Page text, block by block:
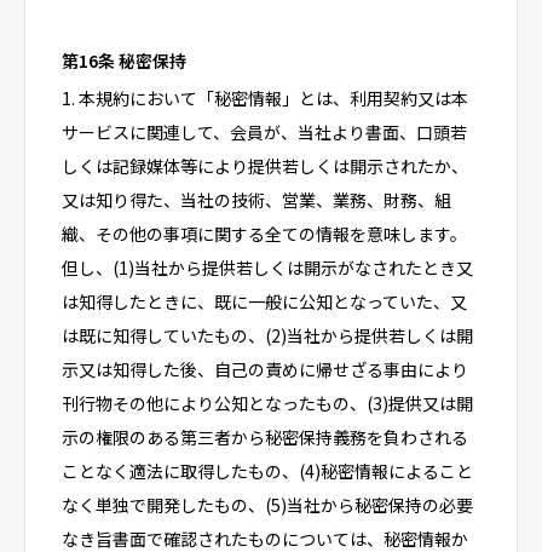
第16条 秘密保持
1. 本規約において「秘密情報」とは、利用契約又は本
サービスに関連して、会員が、当社より書面、口頭若
しくは記録媒体等により提供若しくは開示されたか、
又は知り得た、当社の技術、営業、業務、財務、組
織、その他の事項に関する全ての情報を意味します。
但し、(1)当社から提供若しくは開示がなされたとき又
は知得したときに、既に一般に公知となっていた、又
は既に知得していたもの、(2)当社から提供若しくは開
示又は知得した後、自己の責めに帰せざる事由により
刊行物その他により公知となったもの、(3)提供又は開
示の権限のある第三者から秘密保持義務を負わされる
ことなく適法に取得したもの、(4)秘密情報によること
なく単独で開発したもの、(5)当社から秘密保持の必要
なき旨書面で確認されたものについては、秘密情報か